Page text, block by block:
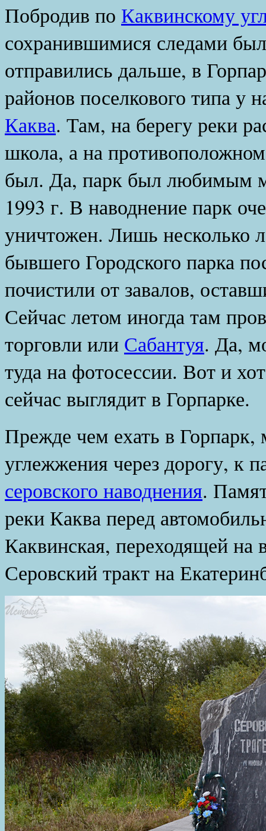
Побродив по Каквинскому
сохранившимися следами
отправились дальше, в
районов поселкового типа у
Каква. Там, на берегу реки
школа, а на
был. Да, парк был любимым
1993 г. В наводнение парк
уничтожен. Лишь несколько
бывшего Городского парка
почистили от завалов,
Сейчас летом иногда там
торговли или Сабантуя. Да,
туда на фотосессии. Вот и
сейчас выглядит в Горпарке.
Прежде чем ехать в
углежжения через дорогу, к
серовского наводнения.
реки Каква перед
Каквинская, переходящей на
Серовский тракт на